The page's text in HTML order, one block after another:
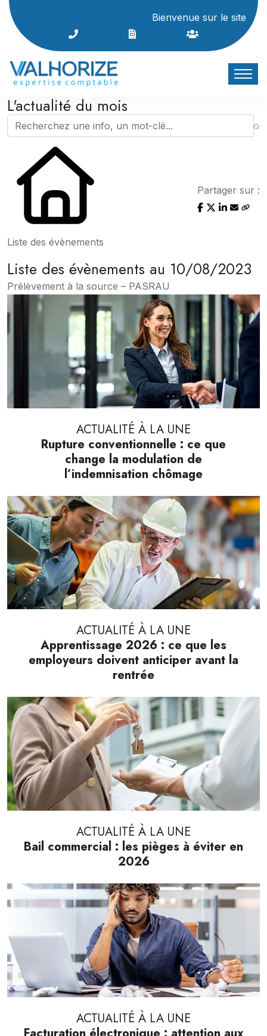
Bienvenue sur le site
L'actualité du mois
Liste des évènements
Partager sur :
Liste des évènements au 10/08/2023
Prélèvement à la source – PASRAU
ACTUALITÉ À LA UNE
Rupture conventionnelle : ce que
change la modulation de
l’indemnisation chômage
ACTUALITÉ À LA UNE
Apprentissage 2026 : ce que les
employeurs doivent anticiper avant la
rentrée
ACTUALITÉ À LA UNE
Bail commercial : les pièges à éviter en
2026
ACTUALITÉ À LA UNE